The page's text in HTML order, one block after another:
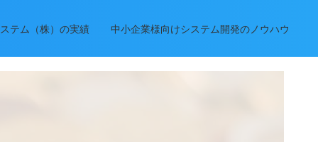
テム（株）の実績 中小企業様向けシステム開発のノウハウ